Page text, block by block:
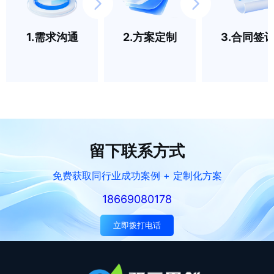
1.需求沟通 2.方案定制 3.合同签
留下联系方式
免费获取同行业成功案例 + 定制化方案
18669080178
立即拨打电话